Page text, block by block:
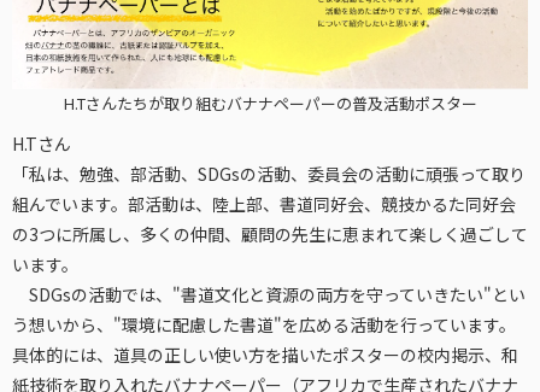
H.Tさんたちが取り組むバナナペーパーの普及活動ポスター
H.Tさん
「私は、勉強、部活動、SDGsの活動、委員会の活動に頑張って取り
組んでいます。部活動は、陸上部、書道同好会、競技かるた同好会
の3つに所属し、多くの仲間、顧問の先生に恵まれて楽しく過ごして
います。
SDGsの活動では、"書道文化と資源の両方を守っていきたい"とい
う想いから、"環境に配慮した書道"を広める活動を行っています。
具体的には、道具の正しい使い方を描いたポスターの校内掲示、和
紙技術を取り入れたバナナペーパー（アフリカで生産されたバナナ